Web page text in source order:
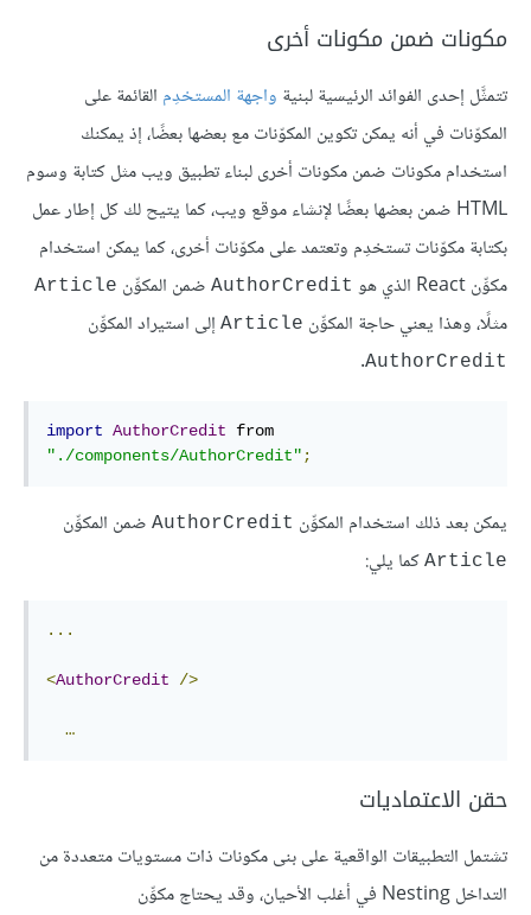
مكونات ضمن مكونات أخرى
تتمثَّل إحدى الفوائد الرئيسية لبنية واجهة المستخدِم القائمة على
المكوّنات في أنه يمكن تكوين المكوّنات مع بعضها بعضًا، إذ يمكنك
استخدام مكونات ضمن مكونات أخرى لبناء تطبيق ويب مثل كتابة وسوم
HTML ضمن بعضها بعضًا لإنشاء موقع ويب، كما يتيح لك كل إطار عمل
بكتابة مكوّنات تستخدِم وتعتمد على مكوّنات أخرى، كما يمكن استخدام
مكوِّن React الذي هو
AuthorCredit ضمن المكوِّن Article
مثلًا، وهذا يعني حاجة المكوِّن Article إلى استيراد المكوِّن
AuthorCredit
.
import AuthorCredit
"./components/AuthorCredit" ;
يمكن بعد ذلك استخدام المكوِّن AuthorCredit ضمن المكوِّن
Article كما يلي:
...
<AuthorCredit />
…
حقن الاعتماديات
تشتمل التطبيقات الواقعية على بنى مكونات ذات مستويات متعددة من
التداخل Nesting في أغلب الأحيان، وقد يحتاج مكوِّن